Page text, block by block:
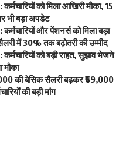
को मिला आखिरी मौका, 15
भी बड़ा अपडेट
और पेंशनर्स को मिला बड़ा
में 30% तक बढ़ोतरी की उम्मीद
को बड़ी राहत, सुझाव भेजने
मौका
की बेसिक सैलरी बढ़कर ₹69,000
की बड़ी मांग